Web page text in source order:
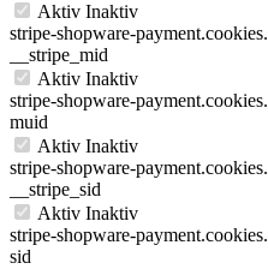
Aktiv Inaktiv
stripe-shopware-
__stripe_mid
Aktiv Inaktiv
stripe-shopware-
muid
Aktiv Inaktiv
stripe-shopware-
__stripe_sid
Aktiv Inaktiv
stripe-shopware-
sid